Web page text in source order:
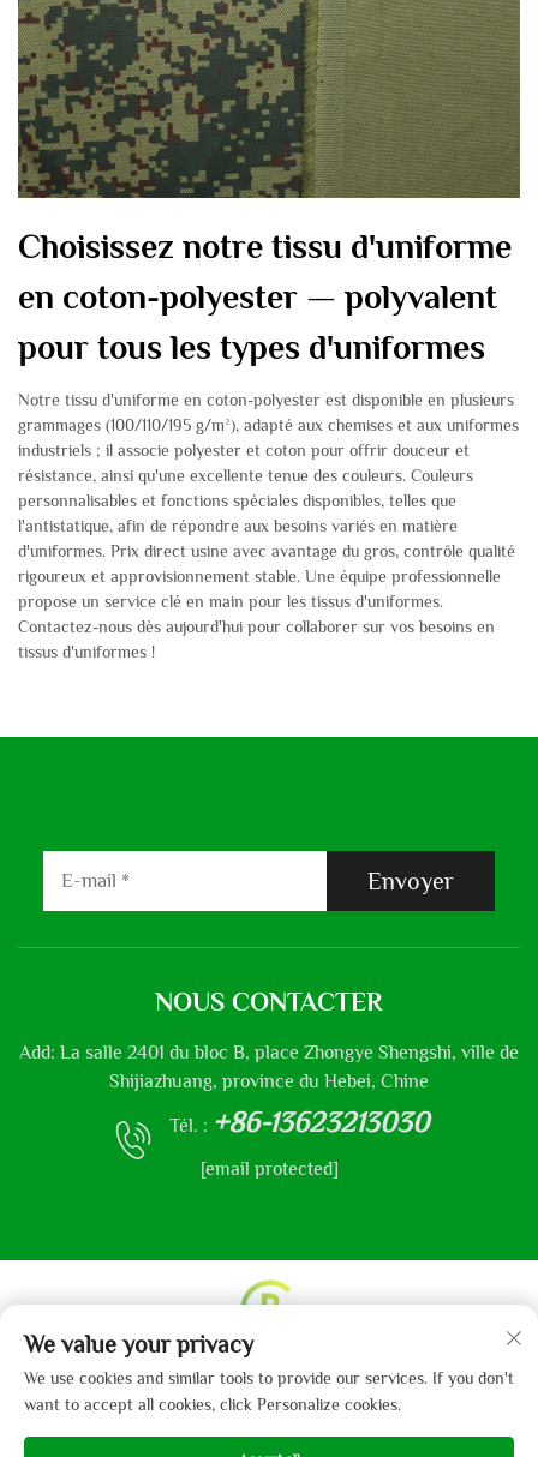
Choisissez notre tissu d'uniforme
en coton-polyester — polyvalent
pour tous les types d'uniformes
Notre tissu d'uniforme en coton-polyester est disponible en plusieurs
grammages (100/110/195 g/m²), adapté aux chemises et aux uniformes
industriels ; il associe polyester et coton pour offrir douceur et
résistance, ainsi qu'une excellente tenue des couleurs. Couleurs
personnalisables et fonctions spéciales disponibles, telles que
l'antistatique, afin de répondre aux besoins variés en matière
d'uniformes. Prix direct usine avec avantage du gros, contrôle qualité
rigoureux et approvisionnement stable. Une équipe professionnelle
propose un service clé en main pour les tissus d'uniformes.
Contactez-nous dès aujourd'hui pour collaborer sur vos besoins en
tissus d'uniformes !
Envoyer
NOUS CONTACTER
Add: La salle 2401 du bloc B, place Zhongye Shengshi, ville de
Shijiazhuang, province du Hebei, Chine
Tél. : +86-13623213030
[email protected]
Droits d'auteur © 2013-2024 par Hebei Gaibo Textile Co.,
Ltd.Politique de confidentialité
We value your privacy
We use cookies and similar tools to provide our services. If you don't
want to accept all cookies, click Personalize cookies.